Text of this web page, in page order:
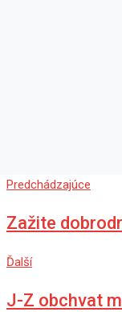
Predchádzajúce
Zažite
Ďalší
J-Z obchvat